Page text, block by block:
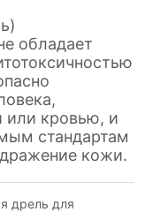
дрель для